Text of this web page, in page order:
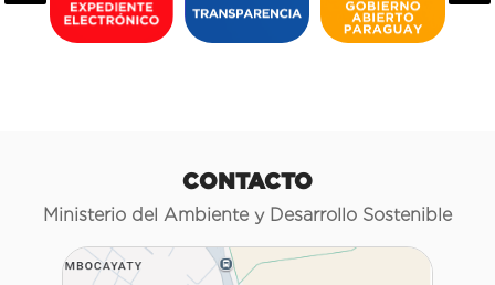
CONTACTO
Ministerio del Ambiente y Desarrollo Sostenible